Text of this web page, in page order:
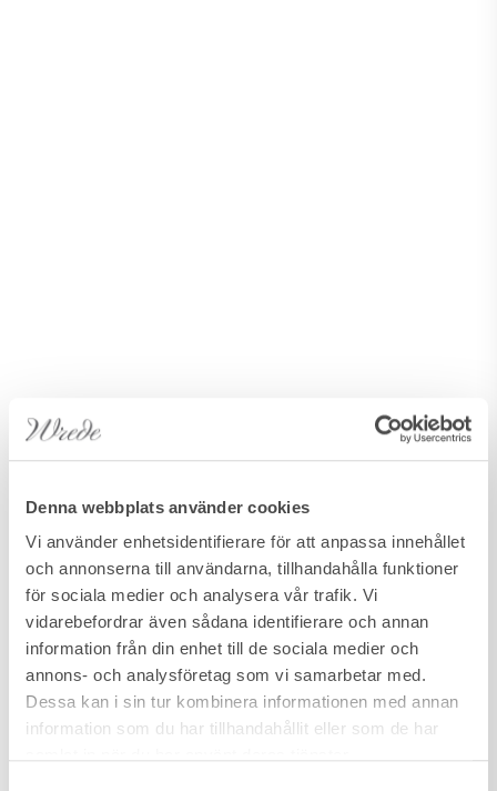
Denna webbplats använder cookies
Vi använder enhetsidentifierare för att anpassa innehållet
och annonserna till användarna, tillhandahålla funktioner
för sociala medier och analysera vår trafik. Vi
vidarebefordrar även sådana identifierare och annan
information från din enhet till de sociala medier och
annons- och analysföretag som vi samarbetar med.
Dessa kan i sin tur kombinera informationen med annan
information som du har tillhandahållit eller som de har